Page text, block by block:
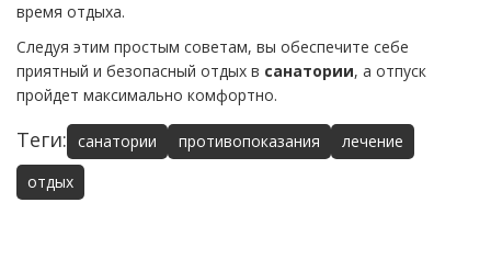
время отдыха.
Следуя этим простым советам, вы обеспечите себе
приятный и безопасный отдых в санатории, а отпуск
пройдет максимально комфортно.
Теги: санатории противопоказания
лечение
отдых